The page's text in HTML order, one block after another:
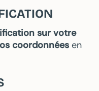
sur votre
coordonnées en